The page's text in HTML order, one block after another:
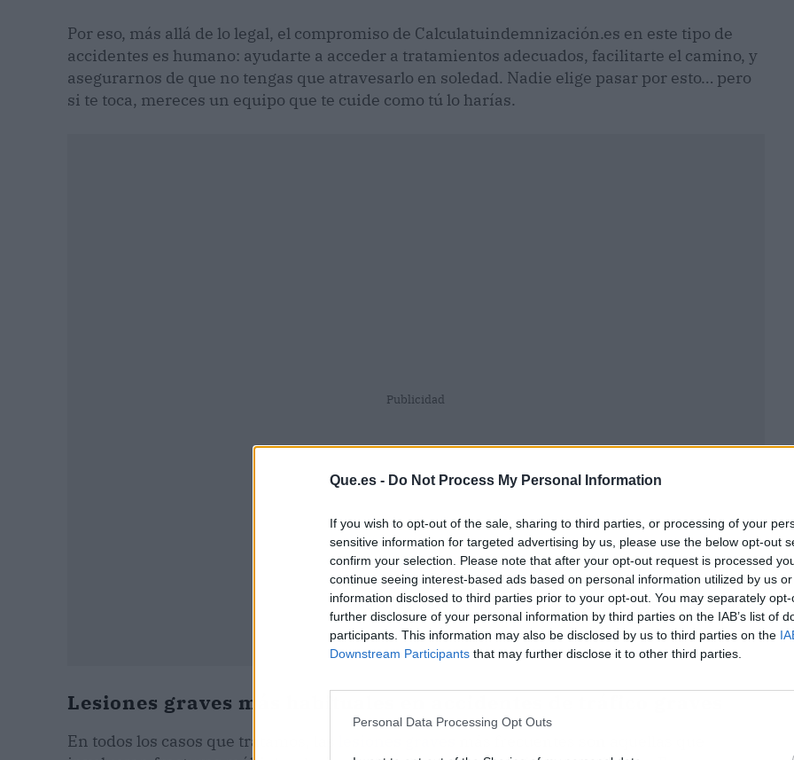
Que.es - Do Not Process My Personal Information
If you wish to opt-out of the sale, sharing to third parties, or processing of your
sensitive information for targeted advertising by us, please use the below opt-out
confirm your selection. Please note that after your opt-out request is processed
continue seeing interest-based ads based on personal information utilized by us
information disclosed to third parties prior to your opt-out. You may separately
further disclosure of your personal information by third parties on the IAB’s list of
participants. This information may also be disclosed by us to third parties on the
Downstream Participants that may further disclose it to other third parties.
Personal Data Processing Opt Outs
Por eso, más allá de lo legal, el compromiso de Calculatuindemnización.es en este tipo de
accidentes es humano: ayudarte a acceder a tratamientos adecuados, facilitarte el camino, y
asegurarnos de que no tengas que atravesarlo en soledad. Nadie elige pasar por esto… pero
si te toca, mereces un equipo que te cuide como tú lo harías.
Publicidad
Lesiones graves más habituales en accidentes de tráfico graves
En todos los casos que tratamos, las